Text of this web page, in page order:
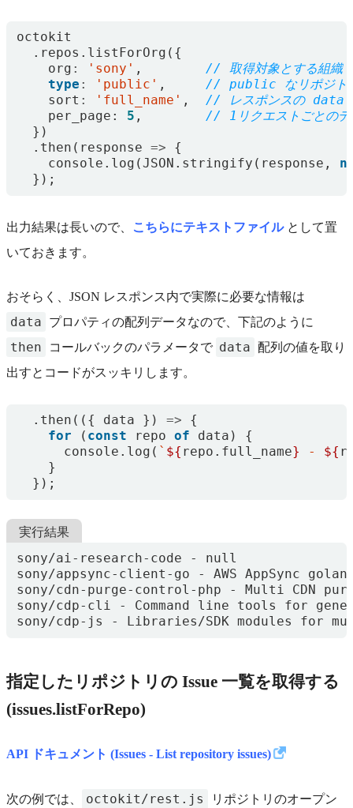
octokit
. repos . listForOrg ({
org : 'sony' ,
type : 'public' ,
sort : 'full_name' ,
per_page : 5 ,
})
. then ( response =>
{
console . log (JSON . stringify ( response ,
});
出力結果は長いので、 こちらにテキストファイルとして置
いておきます。
おそらく、JSON レスポンス内で実際に必要な情報は
data プロパティの配列データなので、下記のように
then コールバックのパラメータで data 配列の値を取り
出すとコードがスッキリします。
. then (({ data }) =>
{
for
( const repo of data )
{
console . log ( ` ${ repo . full_name} - ${
}
});
実行結果
sony/cdp-js - Libraries/SDK modules for
指定したリポジトリの Issue 一覧を取得する
(issues.listForRepo)
API ドキュメント (Issues - List repository issues)
次の例では、 octokit/rest.js リポジトリのオープン